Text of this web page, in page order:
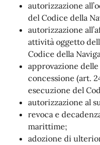
autorizzazione
del Codice della
autorizzazione
attività oggetto
Codice della
approvazione
concessione (art.
esecuzione del
autorizzazione al
revoca e
marittime;
adozione di